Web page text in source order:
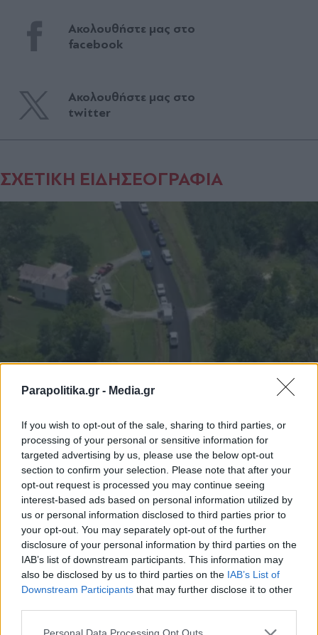
Parapolitika.gr - Media.gr
If you wish to opt-out of the sale, sharing to third parties, or
processing of your personal or sensitive information for
targeted advertising by us, please use the below opt-out
section to confirm your selection. Please note that after your
opt-out request is processed you may continue seeing
interest-based ads based on personal information utilized by
us or personal information disclosed to third parties prior to
your opt-out. You may separately opt-out of the further
disclosure of your personal information by third parties on the
IAB’s list of downstream participants. This information may
also be disclosed by us to third parties on the IAB’s List of
Downstream Participants that may further disclose it to other
Personal Data Processing Opt Outs
Ακολουθήστε μας στο
facebook
Ακολουθήστε μας στο
twitter
ΣΧΕΤΙΚΗ ΕΙΔΗΣΕΟΓΡΑΦΙΑ
PARAPOLITIKA NEWSROOM
Μακελειό στις ΗΠΑ: Ένοπλη επίθεση με
"πολλούς νεκρούς" στη Βόρεια Καρολίνα
Εγγραφή στο newsletter